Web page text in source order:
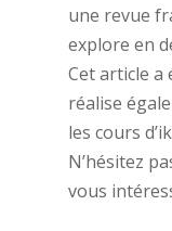
une revue
explore en
Cet article a
réalise
les cours
N’hésitez
vous